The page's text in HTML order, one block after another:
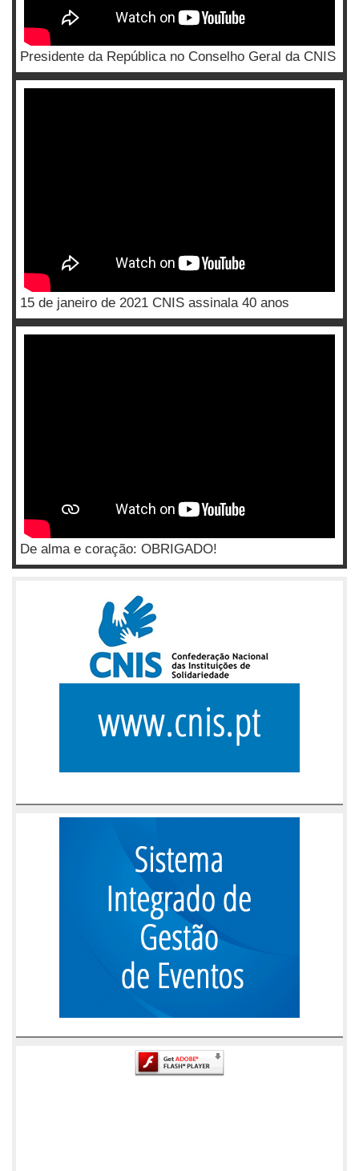
Presidente da República no Conselho Geral da CNIS
15 de janeiro de 2021 CNIS assinala 40 anos
De alma e coração: OBRIGADO!